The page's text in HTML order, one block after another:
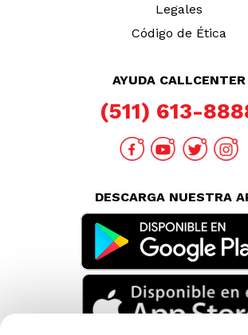
Legales
Código de Ética
AYUDA CALLCENTER
(511) 613-
DESCARGA NUESTRA